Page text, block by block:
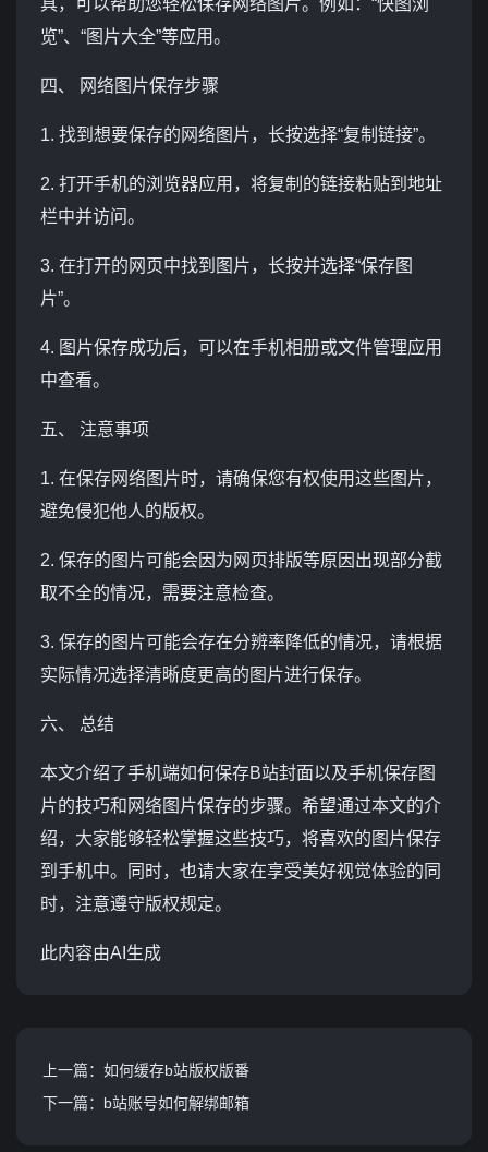
具，可以帮助您轻松保存网络图片。例如：“快图浏
览”、“图片大全”等应用。
四、 网络图片保存步骤
1. 找到想要保存的网络图片，长按选择“复制链接”。
2. 打开手机的浏览器应用，将复制的链接粘贴到地址
栏中并访问。
3. 在打开的网页中找到图片，长按并选择“保存图
片”。
4. 图片保存成功后，可以在手机相册或文件管理应用
中查看。
五、 注意事项
1. 在保存网络图片时，请确保您有权使用这些图片，
避免侵犯他人的版权。
2. 保存的图片可能会因为网页排版等原因出现部分截
取不全的情况，需要注意检查。
3. 保存的图片可能会存在分辨率降低的情况，请根据
实际情况选择清晰度更高的图片进行保存。
六、 总结
本文介绍了手机端如何保存B站封面以及手机保存图
片的技巧和网络图片保存的步骤。希望通过本文的介
绍，大家能够轻松掌握这些技巧，将喜欢的图片保存
到手机中。同时，也请大家在享受美好视觉体验的同
时，注意遵守版权规定。
此内容由AI生成
上一篇：如何缓存b站版权版番
下一篇：b站账号如何解绑邮箱